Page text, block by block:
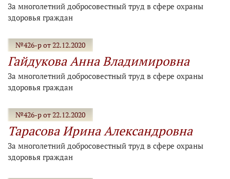
За многолетний добросовестный труд в сфере охраны
здоровья граждан
№426-р от 22.12.2020
Гайдукова Анна Владимировна
За многолетний добросовестный труд в сфере охраны
здоровья граждан
№426-р от 22.12.2020
Тарасова Ирина Александровна
За многолетний добросовестный труд в сфере охраны
здоровья граждан